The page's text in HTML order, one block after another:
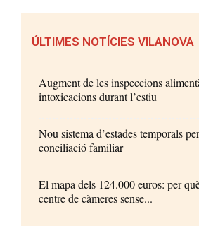
ÚLTIMES NOTÍCIES VILANOVA
Augment de les inspeccions
intoxicacions durant l’estiu
Nou sistema d’estades temporals
conciliació familiar
El mapa dels 124.000 euros: per
centre de càmeres sense...